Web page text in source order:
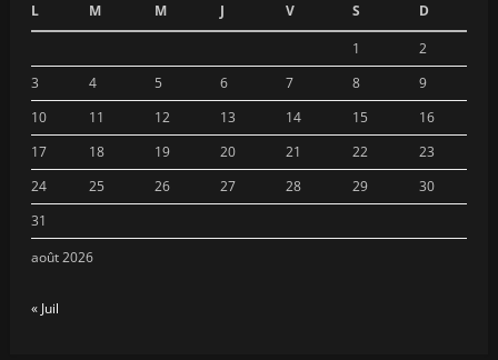
août 2026
L M M J V S
D
1
2
3
4 5 6 7 8
9
10
11 12 13 14 15
16
17
18 19 20 21 22
23
24
25 26 27 28 29
30
31
« Juil